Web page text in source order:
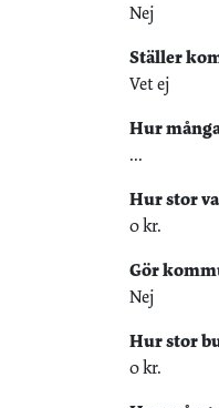
Nej
Ställer
Vet ej
Hur
...
Hur stor
0 kr.
Gör
Nej
Hur stor
0 kr.